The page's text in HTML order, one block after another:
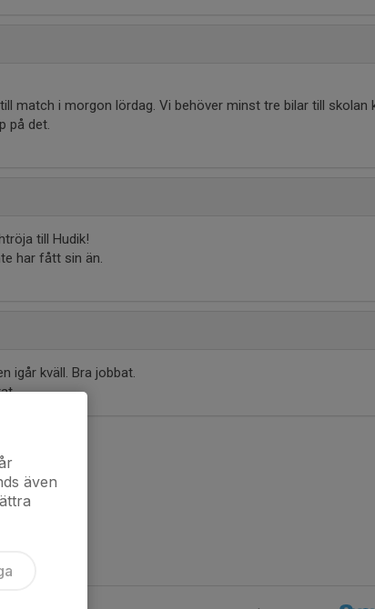
match i morgon lördag. Vi behöver minst tre bilar till skolan
på det.
till Hudik!
har fått sin än.
igår kväll. Bra jobbat.
även